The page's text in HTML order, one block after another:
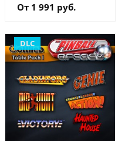
От 1 991 руб.
DLC